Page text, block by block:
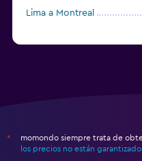
Lima a Montreal
*
momondo siempre trata de
los precios no están